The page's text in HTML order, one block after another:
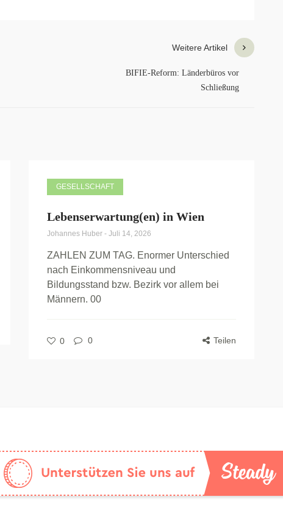
Weitere Artikel
BIFIE-Reform: Länderbüros vor
Schließung
GESELLSCHAFT
Lebenserwartung(en) in Wien
Johannes Huber - Juli 14, 2026
ZAHLEN ZUM TAG. Enormer Unterschied
nach Einkommensniveau und
Bildungsstand bzw. Bezirk vor allem bei
Männern. 00
0 0 Teilen